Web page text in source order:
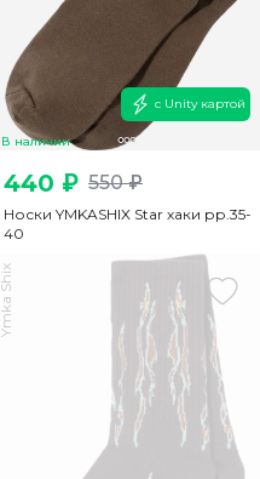
В наличии
с Unity картой
440 ₽ 550 ₽
Носки YMKASHIX Star хаки рр.35-
40
Ymka Shix